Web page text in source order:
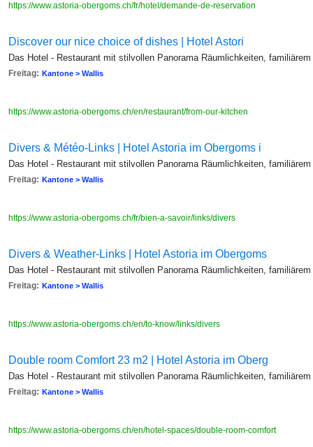
https://www.astoria-obergoms.ch/fr/hotel/demande-de-reservation
Discover our nice choice of dishes | Hotel Astori
Das Hotel - Restaurant mit stilvollen Panorama Räumlichkeiten,
Freitag: Kantone > Wallis
https://www.astoria-obergoms.ch/en/restaurant/from-our-kitchen
Divers & Météo-Links | Hotel Astoria im Obergoms i
Das Hotel - Restaurant mit stilvollen Panorama Räumlichkeiten,
Freitag: Kantone > Wallis
https://www.astoria-obergoms.ch/fr/bien-a-savoir/links/divers
Divers & Weather-Links | Hotel Astoria im Obergoms
Das Hotel - Restaurant mit stilvollen Panorama Räumlichkeiten,
Freitag: Kantone > Wallis
https://www.astoria-obergoms.ch/en/to-know/links/divers
Double room Comfort 23 m2 | Hotel Astoria im Oberg
Das Hotel - Restaurant mit stilvollen Panorama Räumlichkeiten,
Freitag: Kantone > Wallis
https://www.astoria-obergoms.ch/en/hotel-spaces/double-room-comfort